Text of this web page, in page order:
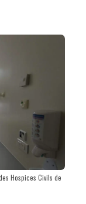
Hospices Civils de